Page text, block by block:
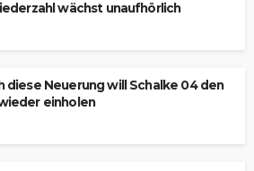
wächst unaufhörlich
diese Neuerung will Schalke 04 den
einholen